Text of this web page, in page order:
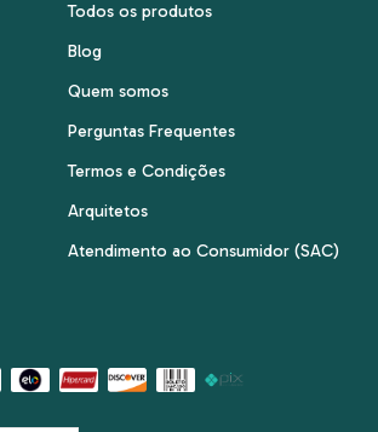
Todos os produtos
Blog
Quem somos
Perguntas Frequentes
Termos e Condições
Arquitetos
Atendimento ao Consumidor (SAC)